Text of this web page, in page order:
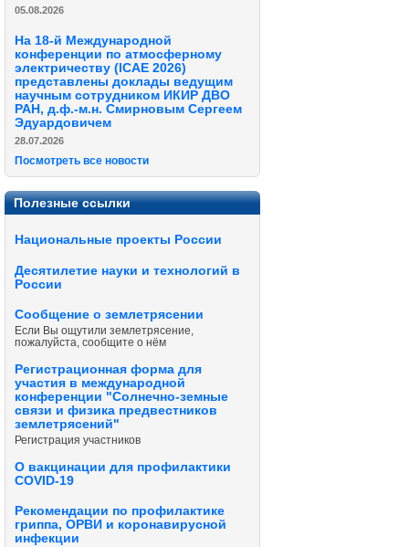
05.08.2026
На 18-й Международной
конференции по атмосферному
электричеству (ICAE 2026)
представлены доклады ведущим
научным сотрудником ИКИР ДВО
РАН, д.ф.-м.н. Смирновым Сергеем
Эдуардовичем
28.07.2026
Посмотреть все новости
Полезные ссылки
Национальные проекты России
Десятилетие науки и технологий в
России
Сообщение о землетрясении
Если Вы ощутили землетрясение,
пожалуйста, сообщите о нём
Регистрационная форма для
участия в международной
конференции "Солнечно-земные
связи и физика предвестников
землетрясений"
Регистрация участников
О вакцинации для профилактики
COVID-19
Рекомендации по профилактике
гриппа, ОРВИ и коронавирусной
инфекции